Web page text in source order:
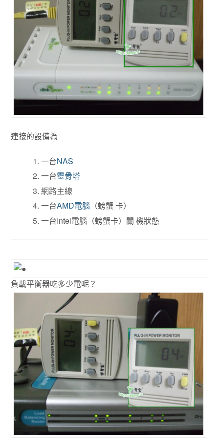
連接的設備為
一台NAS
一台靈骨塔
網路主線
一台AMD電腦 （螃蟹 卡）
一台Intel電腦（螃蟹卡）關 機狀態
負載平衡器吃多少電呢？